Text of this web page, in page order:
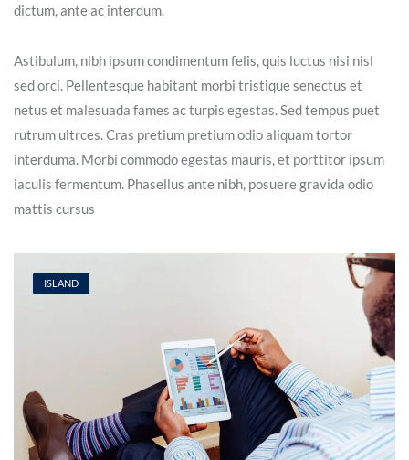
dictum, ante ac interdum.
Astibulum, nibh ipsum condimentum felis, quis luctus nisi nisl
sed orci. Pellentesque habitant morbi tristique senectus et
netus et malesuada fames ac turpis egestas. Sed tempus puet
rutrum ultrces. Cras pretium pretium odio aliquam tortor
interduma. Morbi commodo egestas mauris, et porttitor ipsum
iaculis fermentum. Phasellus ante nibh, posuere gravida odio
mattis cursus
ISLAND